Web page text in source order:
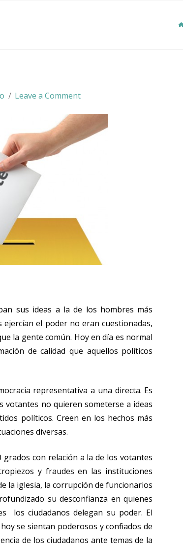
Leave a Comment
sus ideas a la de los hombres más
el poder no eran cuestionadas,
la gente común. Hoy en día es normal
de calidad que aquellos políticos
representativa a una directa. Es
votantes no quieren someterse a ideas
políticos. Creen en los hechos más
diversas.
con relación a la de los votantes
y fraudes en las instituciones
la iglesia, la corrupción de funcionarios
su desconfianza en quienes
los ciudadanos delegan su poder. El
se sientan poderosos y confiados de
de los ciudadanos ante temas de la